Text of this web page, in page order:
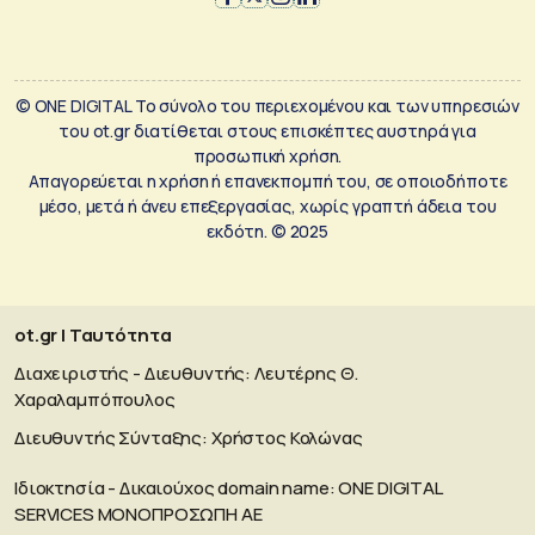
© ONE DIGITAL Το σύνολο του περιεχομένου και των υπηρεσιών
του ot.gr διατίθεται στους επισκέπτες αυστηρά για
προσωπική χρήση.
Απαγορεύεται η χρήση ή επανεκπομπή του, σε οποιοδήποτε
μέσο, μετά ή άνευ επεξεργασίας, χωρίς γραπτή άδεια του
εκδότη. © 2025
ot.gr | Ταυτότητα
Διαχειριστής - Διευθυντής: Λευτέρης Θ.
Χαραλαμπόπουλος
Διευθυντής Σύνταξης: Χρήστος Κολώνας
Ιδιοκτησία - Δικαιούχος domain name: ΟΝΕ DIGITAL
SERVICES MONOΠΡΟΣΩΠΗ ΑΕ